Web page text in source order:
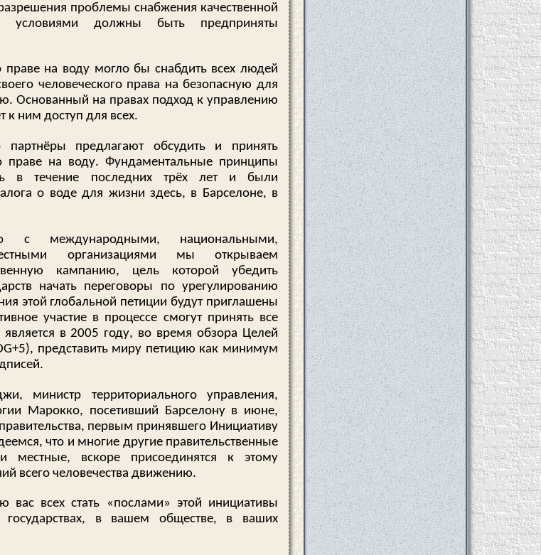
проблемы снабжения качественной
условиями должны быть предприняты
праве на воду могло бы снабдить всех людей
человеческого права на безопасную для
Основанный на правах подход к управлению
к ним доступ для всех.
предлагают обсудить и принять
праве на воду. Фундаментальные принципы
в течение последних трёх лет и были
о воде для жизни здесь, в Барселоне, в
с международными, национальными,
организациями мы открываем
кампанию, цель которой убедить
начать переговоры по урегулированию
этой глобальной петиции будут приглашены
участие в процессе смогут принять все
в 2005 году, во время обзора Целей
представить миру петицию как минимум
министр территориального управления,
Марокко, посетивший Барселону в июне,
первым принявшего Инициативу
что и многие другие правительственные
местные, вскоре присоединятся к этому
всего человечества движению.
вас всех стать «послами» этой инициативы
в вашем обществе, в ваших